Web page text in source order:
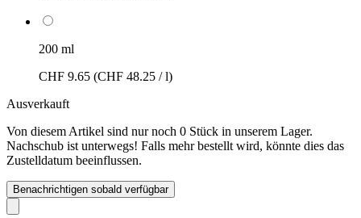
200 ml
CHF 9.65 (CHF 48.25 / l)
Ausverkauft
Von diesem Artikel sind nur noch 0 Stück in unserem Lager.
Nachschub ist unterwegs! Falls mehr bestellt wird, könnte dies das
Zustelldatum beeinflussen.
Benachrichtigen sobald verfügbar